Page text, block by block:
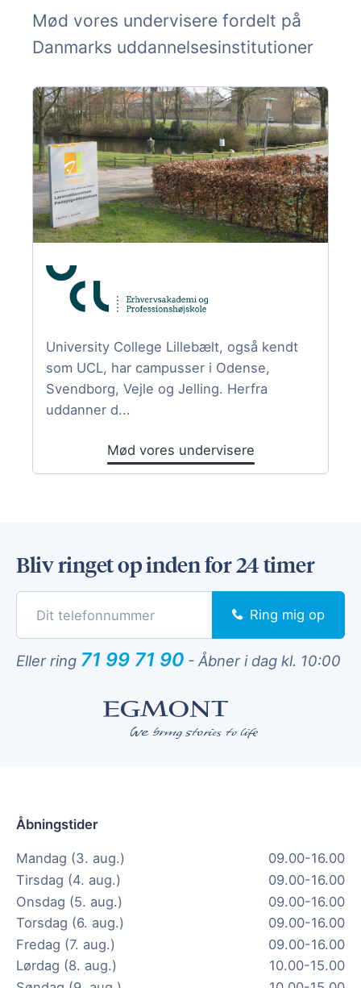
Mød vores undervisere fordelt på
Danmarks uddannelsesinstitutioner
University College Lillebælt, også kendt
som UCL, har campusser i Odense,
Svendborg, Vejle og Jelling. Herfra
uddanner d...
Mød vores undervisere
Bliv ringet op inden for 24 timer
Ring mig op
Eller ring 71 99 71 90 - Åbner i dag kl. 10:00
Åbningstider
Mandag (3. aug.)
09.00-16.00
Tirsdag (4. aug.)
09.00-16.00
Onsdag (5. aug.)
09.00-16.00
Torsdag (6. aug.)
09.00-16.00
Fredag (7. aug.)
09.00-16.00
Lørdag (8. aug.)
10.00-15.00